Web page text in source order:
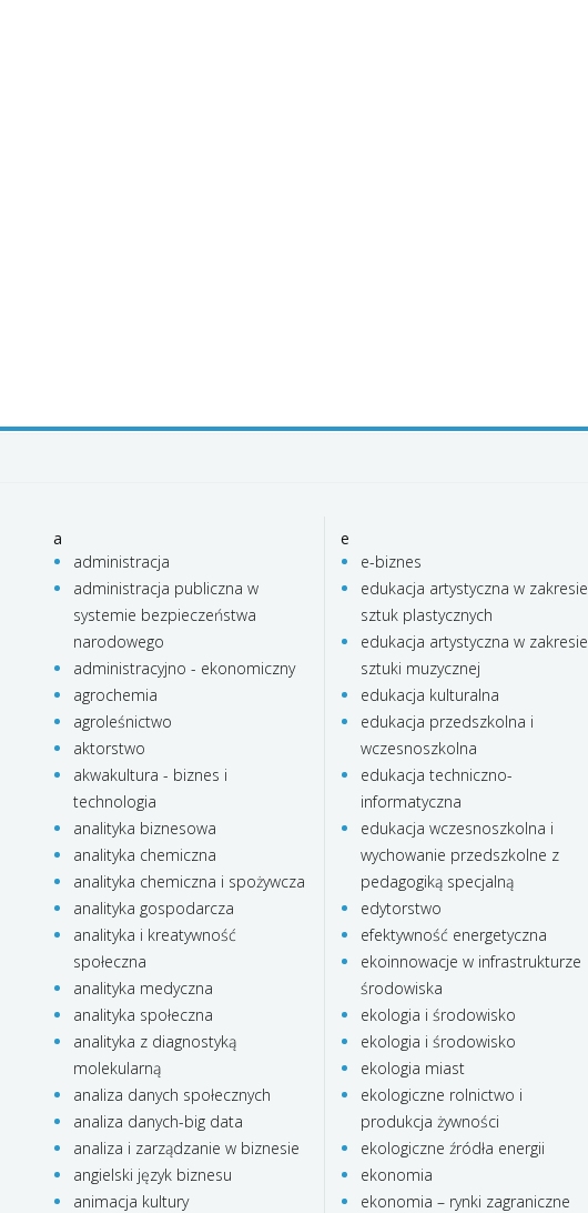
a
administracja
administracja publiczna w
systemie bezpieczeństwa
narodowego
administracyjno - ekonomiczny
agrochemia
agroleśnictwo
aktorstwo
akwakultura - biznes i
technologia
analityka biznesowa
analityka chemiczna
analityka chemiczna i spożywcza
analityka gospodarcza
analityka i kreatywność
społeczna
analityka medyczna
analityka społeczna
analityka z diagnostyką
molekularną
analiza danych społecznych
analiza danych-big data
analiza i zarządzanie w biznesie
angielski język biznesu
animacja kultury
e
e-biznes
edukacja artystyczna w zakresie
sztuk plastycznych
edukacja artystyczna w zakresie
sztuki muzycznej
edukacja kulturalna
edukacja przedszkolna i
wczesnoszkolna
edukacja techniczno-
informatyczna
edukacja wczesnoszkolna i
wychowanie przedszkolne z
pedagogiką specjalną
edytorstwo
efektywność energetyczna
ekoinnowacje w infrastrukturze
środowiska
ekologia i środowisko
ekologia i środowisko
ekologia miast
ekologiczne rolnictwo i
produkcja żywności
ekologiczne źródła energii
ekonomia
ekonomia – rynki zagraniczne